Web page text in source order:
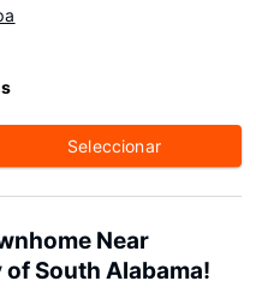
Seleccionar
Near
South Alabama!